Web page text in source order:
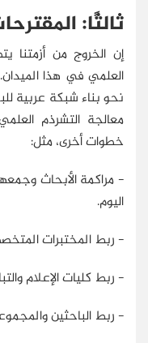
ثالثًا:
إن الخروج من أزمتنا
العلمي في هذا
نحو بناء شبكة عربية
معالجة التشرذم
خطوات أخرى، مثل:
- مراكمة الأبحاث
اليوم.
- ربط المختبرات
- ربط كليات الإعلام
- ربط الباحثين